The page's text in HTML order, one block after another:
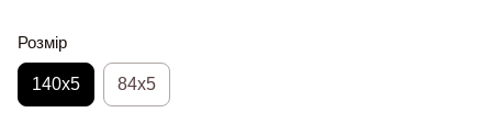
Розмір
140x5 84x5